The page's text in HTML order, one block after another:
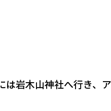
は岩木山神社へ行き、ア